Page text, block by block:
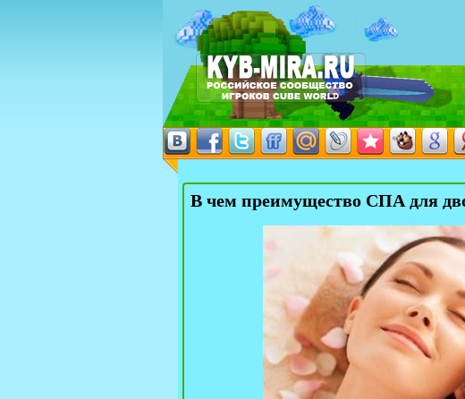
В чем преимущество СПА для